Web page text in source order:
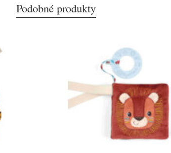
Podobné produkty